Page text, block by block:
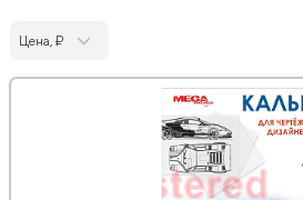
Цена, ₽